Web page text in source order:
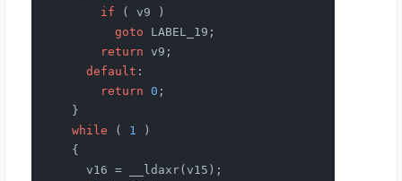
if ( v9 )
goto LABEL_19;
return v9;
default :
return 0 ;
    }
while ( 1 )
    {
      v16 = __ldaxr(v15);